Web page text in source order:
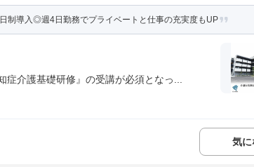
制導入◎週4日勤務でプライベートと仕事の充実度もUP
介護基礎研修』の受講が必須となっ...
気に